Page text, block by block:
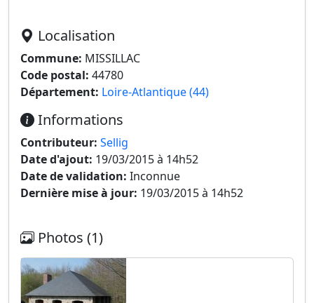
Localisation
Commune: MISSILLAC
Code postal: 44780
Département: Loire-Atlantique (44)
Informations
Contributeur: Sellig
Date d'ajout: 19/03/2015 à 14h52
Date de validation: Inconnue
Dernière mise à jour: 19/03/2015 à 14h52
Photos (1)